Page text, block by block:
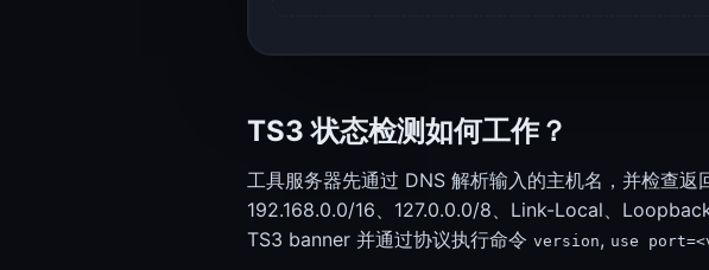
UUID Generator（v4、v7、ULID、NanoID）
Minecraft 服务器状态 TeamSpeak 3 状态
TS3 状态检测如何工作？
工具服务器先通过 DNS 解析输入的主机名，并检查返
192.168.0.0/16、127.0.0.0/8、Link-Local、
TS3 banner 并通过协议执行命令 version, use